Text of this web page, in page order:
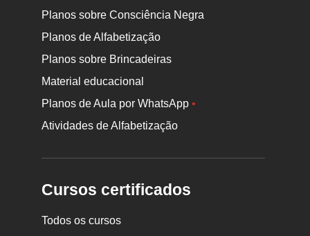
Planos sobre Consciência Negra
Planos de Alfabetização
Planos sobre Brincadeiras
Material educacional
Planos de Aula por WhatsApp•
Atividades de Alfabetização
Cursos certificados
Todos os cursos